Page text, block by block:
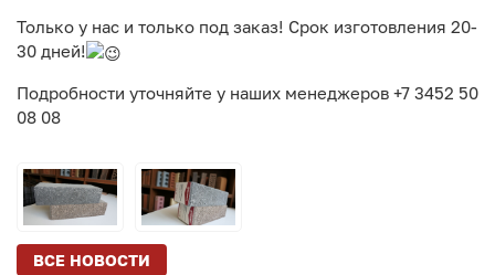
Только у нас и только под заказ! Срок изготовления 20-
30 дней!
Подробности уточняйте у наших менеджеров +7 3452 50
08 08
ВСЕ НОВОСТИ